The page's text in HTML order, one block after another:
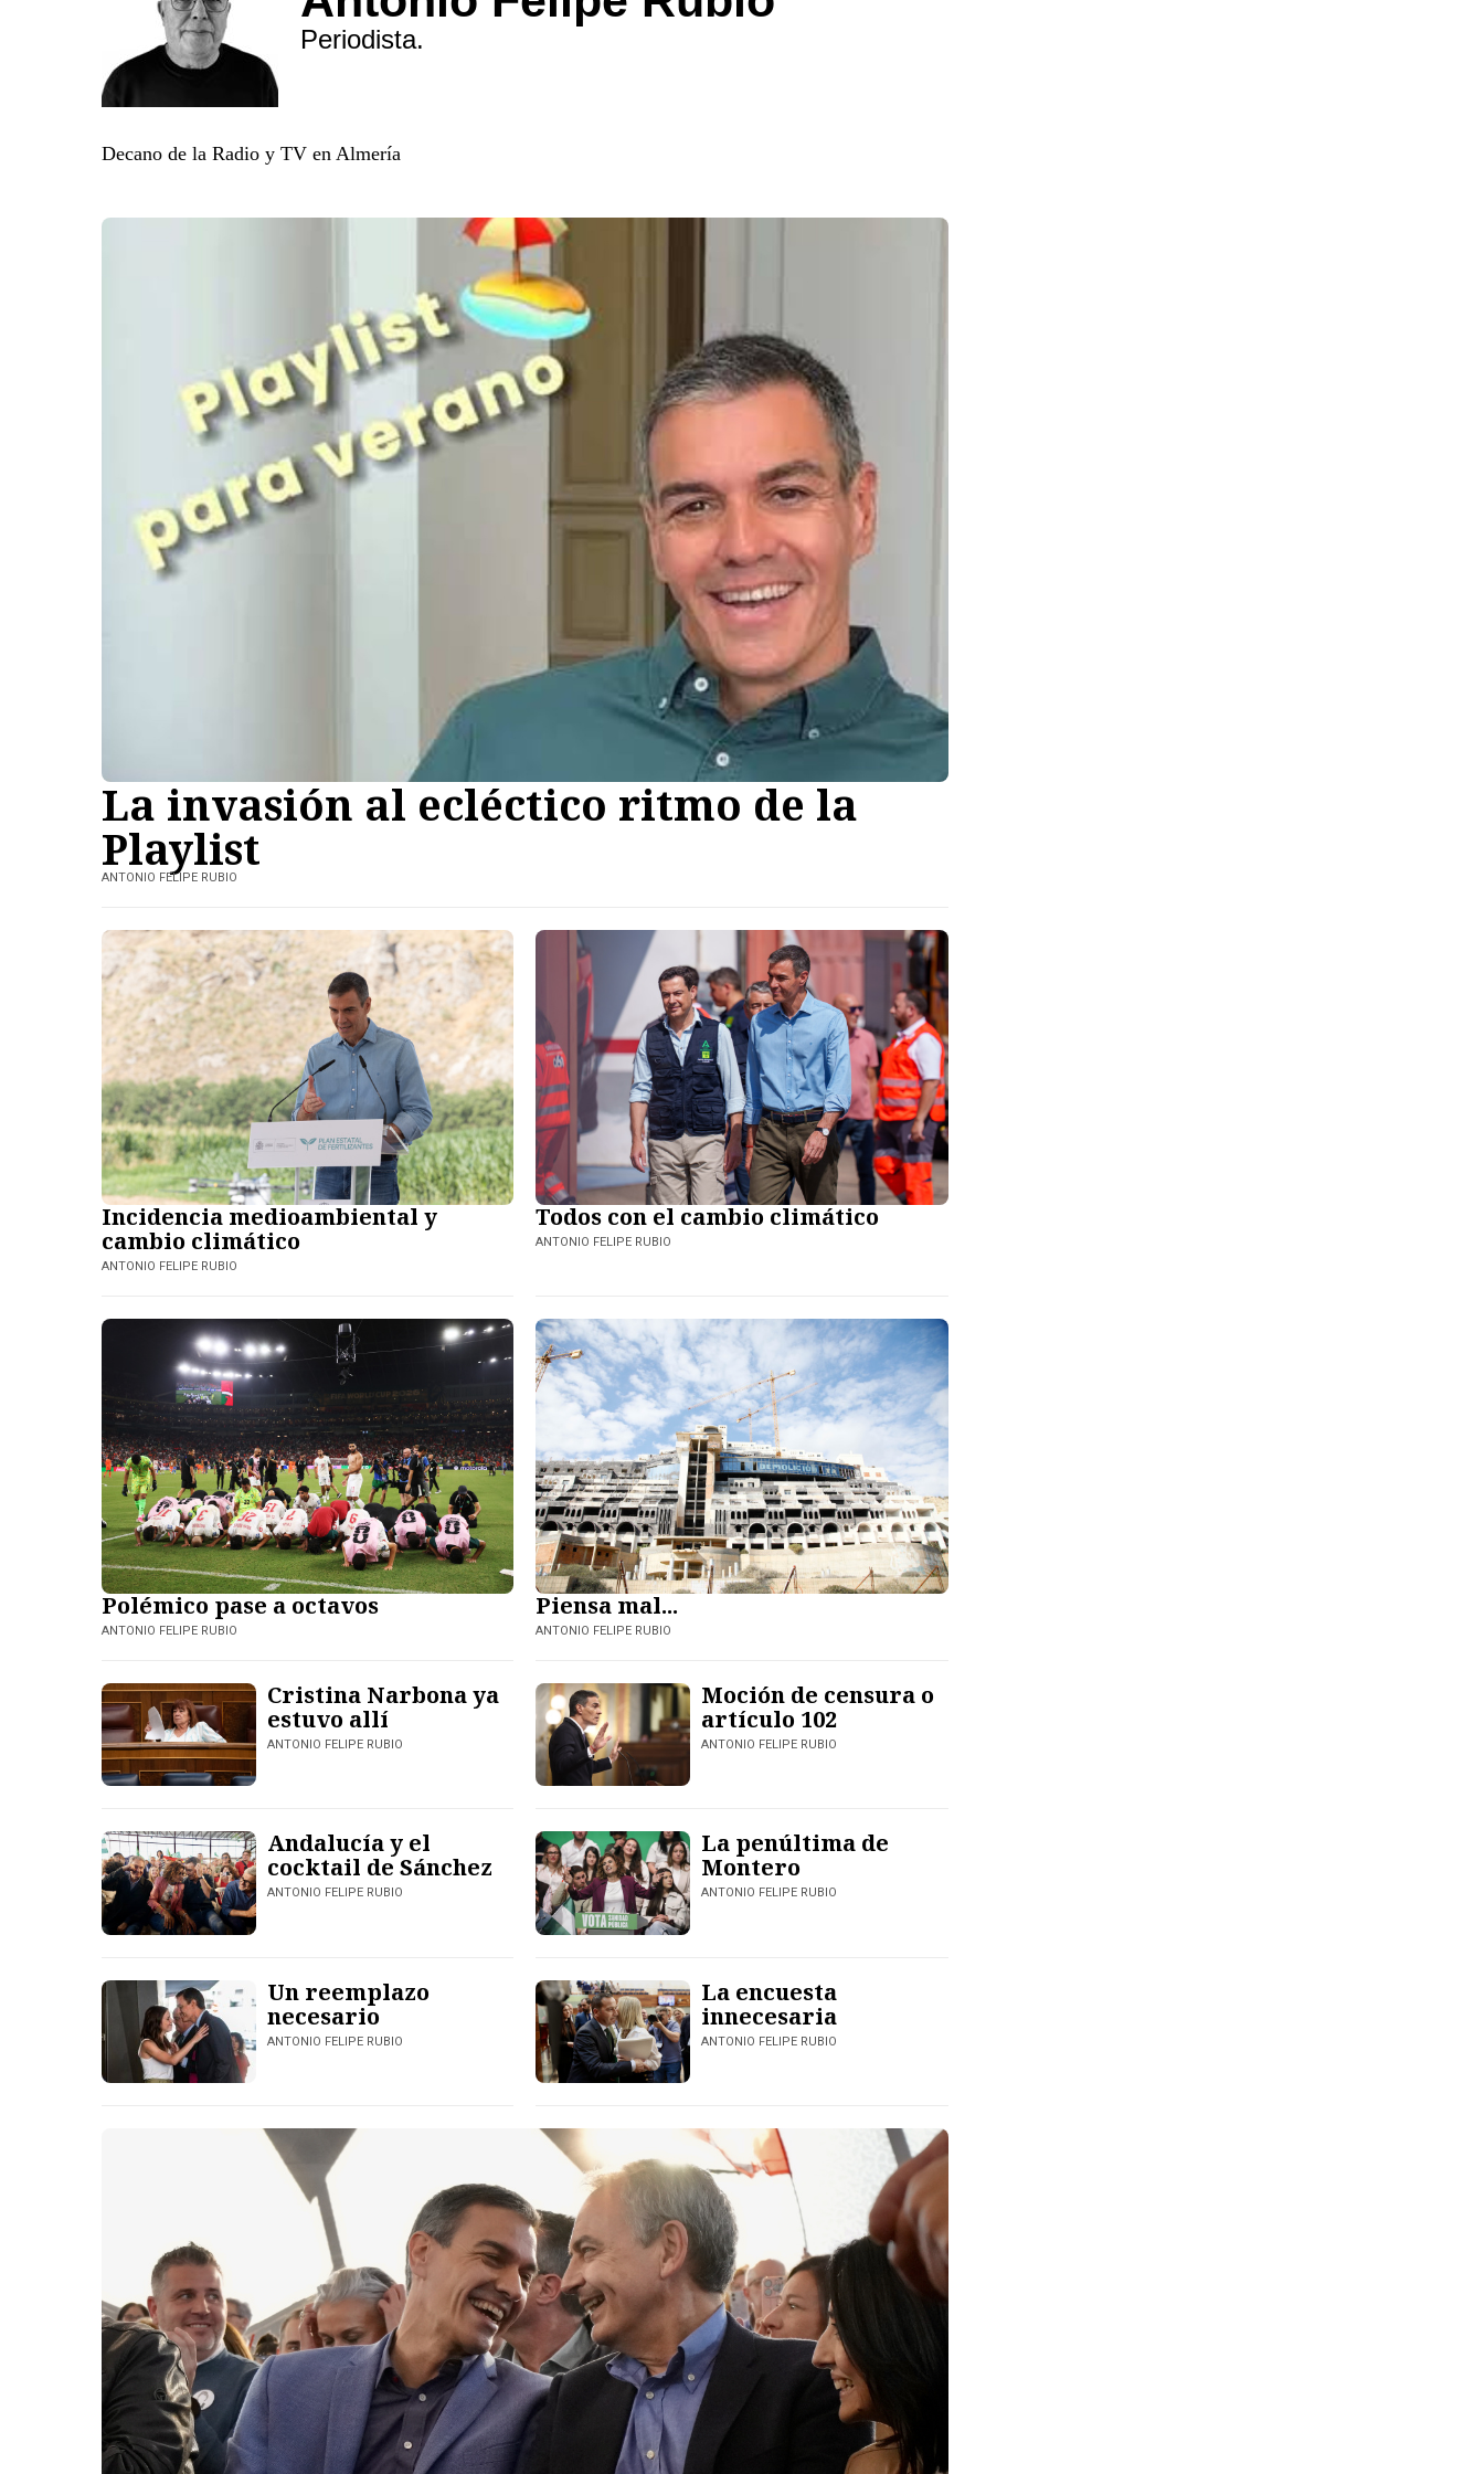
Periodista.
Decano de la Radio y TV en Almería
La invasión al ecléctico ritmo de la
Playlist
ANTONIO FELIPE RUBIO
Incidencia medioambiental y
cambio climático
ANTONIO FELIPE RUBIO
Todos con el cambio climático
ANTONIO FELIPE RUBIO
Polémico pase a octavos
ANTONIO FELIPE RUBIO
Piensa mal...
ANTONIO FELIPE RUBIO
Cristina Narbona ya
estuvo allí
ANTONIO FELIPE RUBIO
Moción de censura o
artículo 102
ANTONIO FELIPE RUBIO
Andalucía y el
cocktail de Sánchez
ANTONIO FELIPE RUBIO
La penúltima de
Montero
ANTONIO FELIPE RUBIO
Un reemplazo
necesario
ANTONIO FELIPE RUBIO
La encuesta
innecesaria
ANTONIO FELIPE RUBIO